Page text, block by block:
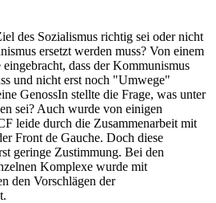
des Sozialismus richtig sei oder nicht
ersetzt werden muss? Von einem
dass der Kommunismus
und nicht erst noch "Umwege"
GenossIn stellte die Frage, was unter
sei? Auch wurde von einigen
leide durch die Zusammenarbeit mit
Front de Gauche. Doch diese
geringe Zustimmung. Bei den
Komplexe wurde mit
den Vorschlägen der